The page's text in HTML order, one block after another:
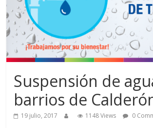
Suspensión de
barrios de
19 julio, 2017 1148 Views 0